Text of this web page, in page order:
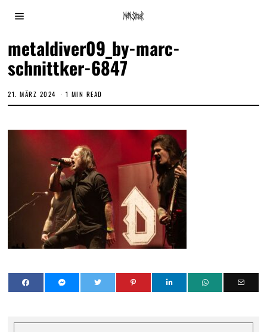
metaldiver09_by-marc-
schnittker-6847
21. MÄRZ 2024 1 MIN READ